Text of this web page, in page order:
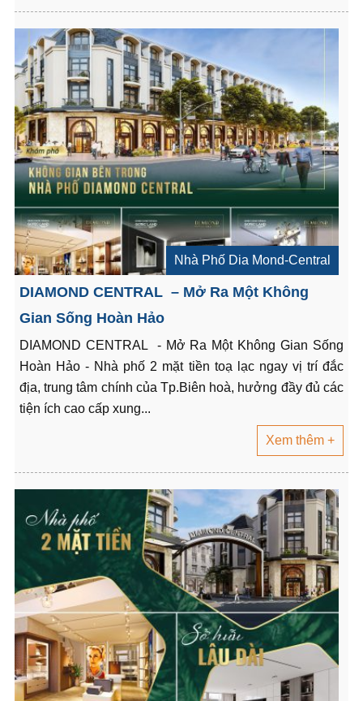
Nhà Phố Dia Mond-Central
DIAMOND CENTRAL – Mở Ra Một Không
Gian Sống Hoàn Hảo
DIAMOND CENTRAL - Mở Ra Một Không Gian Sống
Hoàn Hảo - Nhà phố 2 mặt tiền toạ lạc ngay vị trí đắc
địa, trung tâm chính của Tp.Biên hoà, hưởng đầy đủ các
tiện ích cao cấp xung...
Xem thêm +